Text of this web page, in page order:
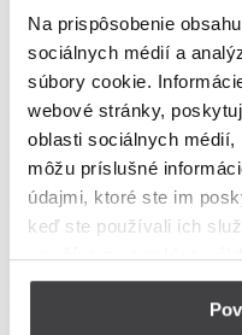
Na prispôsobenie
sociálnych médií a
súbory cookie.
webové stránky,
oblasti sociálnych
môžu príslušné
údajmi, ktoré ste im
keď ste používali ich
používame cookies
Služby UPC Internet 1200 a
poskytovať len s využitím
GIGA Connect Box 6 od
podmienok aktuálne platnej
to v lokalitách
Ostatné práva a povinnosti
podmienkach neupravené sa
dostupných služieb, vrátane
Všeobecných obchodných
podmienok na poskytovanie
Osobitných podmienok,